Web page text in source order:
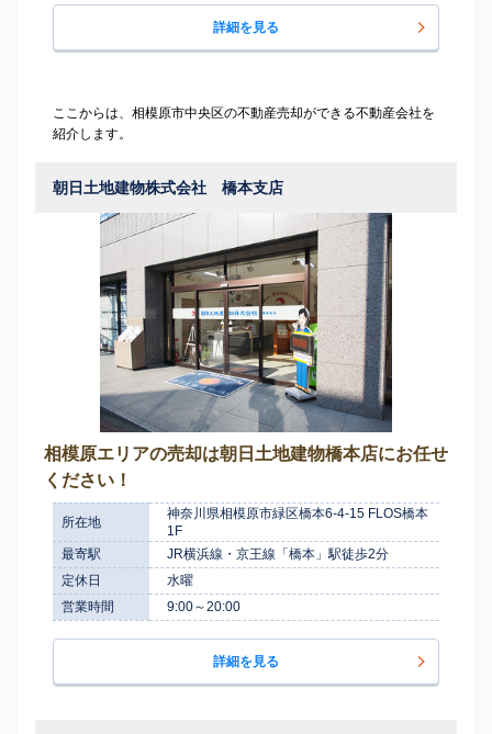
詳細を見る
ここからは、相模原市中央区の不動産売却ができる不動産会社を
紹介します。
朝日土地建物株式会社 橋本支店
相模原エリアの売却は朝日土地建物橋本店にお任せ
ください！
所在地
神奈川県相模原市緑区橋本6-4-15 FLOS橋本
1F
最寄駅
JR横浜線・京王線「橋本」駅徒歩2分
定休日
水曜
営業時間
9:00～20:00
詳細を見る